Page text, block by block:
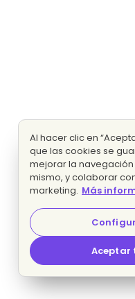
Al hacer clic en
que las cookies se
mejorar la navegación
mismo, y colaborar
marketing. Más
Aceptar